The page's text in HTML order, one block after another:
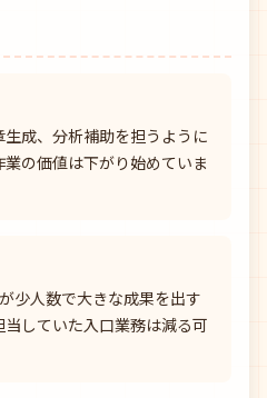
成、分析補助を担うように
の価値は下がり始めていま
少人数で大きな成果を出す
していた入口業務は減る可